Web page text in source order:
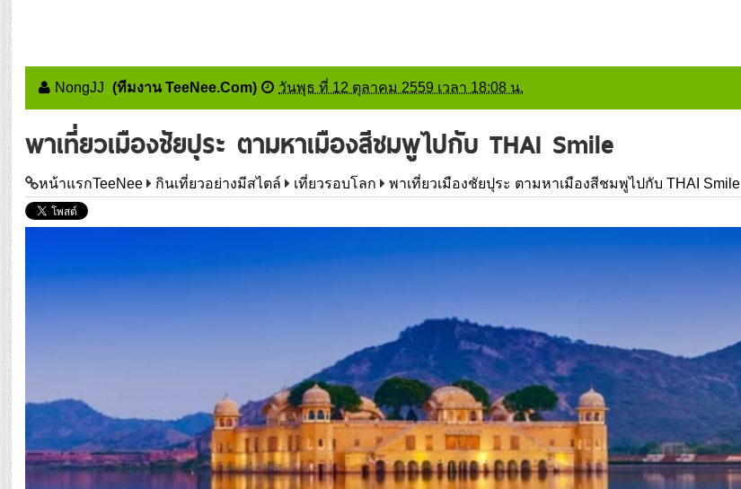
NongJJ (ทีมงาน TeeNee.Com) วันพุธ ที่ 12 ตุลาคม 2559 เวลา 18:08 น.
พาเที่ยวเมืองชัยปุระ ตามหาเมืองสีชมพูไปกับ THAI Smile
หน้าแรกTeeNee กินเที่ยวอย่างมีสไตล์ เที่ยวรอบโลก พาเที่ยวเมืองชัยปุระ ตามหาเมืองสีชมพูไปกับ THAI Smile